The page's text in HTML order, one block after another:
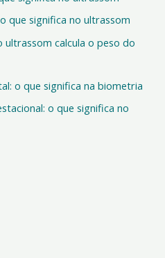
que significa no ultrassom
calcula o peso do
o que significa na biometria
o que significa no